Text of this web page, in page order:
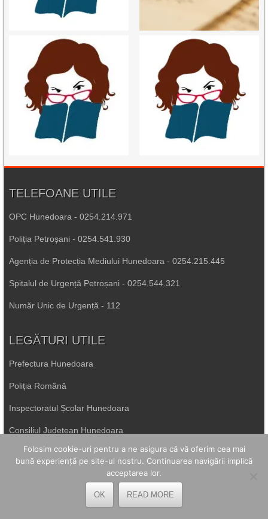
TELEFOANE UTILE
OPC Hunedoara - 0254.214.971
Poliția Petroșani - 0254.541.930
Agenția de Protecția Mediului Hunedoara - 0254.215.445
Spitalul de Urgență Petroșani - 0254.544.321
Număr Unic de Urgență - 112
LEGĂTURI UTILE
Prefectura Hunedoara
Poliția Română
Inspectoratul Școlar Hunedoara
Consiliul Județean Hunedoara
Primăria Petrila
Folosim cookie-uri pentru a ne asigura că vă oferim cea mai
bună experiență pe site-ul nostru. Continuarea navigării implică
acceptarea lor.
OK READ MORE